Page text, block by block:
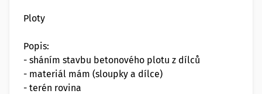
Ploty
Popis:
- sháním stavbu betonového plotu z dílců
- materiál mám (sloupky a dílce)
- terén rovina